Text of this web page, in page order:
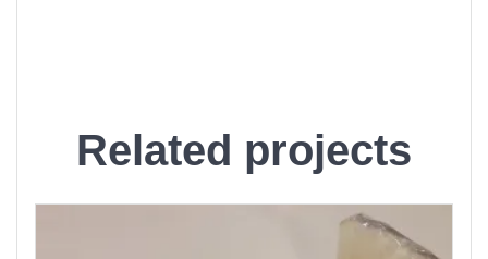
Related projects